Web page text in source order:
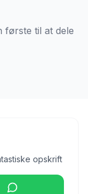
første til at dele
opskrift